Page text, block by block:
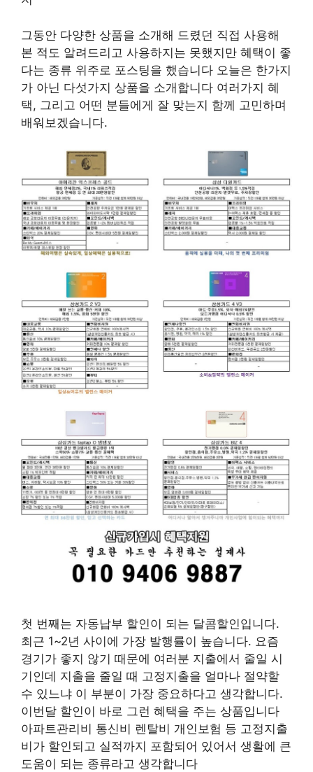
그동안 다양한 상품을 소개해 드렸던 직접 사용해
본 적도 알려드리고 사용하지는 못했지만 혜택이 좋
다는 종류 위주로 포스팅을 했습니다 오늘은 한가지
가 아닌 다섯가지 상품을 소개합니다 여러가지 혜
택, 그리고 어떤 분들에게 잘 맞는지 함께 고민하며
배워보겠습니다.
첫 번째는 자동납부 할인이 되는 달콤할인입니다.
최근 1~2년 사이에 가장 발행률이 높습니다. 요즘
경기가 좋지 않기 때문에 여러분 지출에서 줄일 시
기인데 지출을 줄일 때 고정지출을 얼마나 절약할
수 있느냐 이 부분이 가장 중요하다고 생각합니다.
이번달 할인이 바로 그런 혜택을 주는 상품입니다
아파트관리비 통신비 렌탈비 개인보험 등 고정지출
비가 할인되고 실적까지 포함되어 있어서 생활에 큰
도움이 되는 종류라고 생각합니다